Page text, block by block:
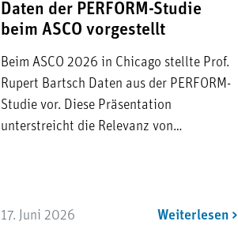
Daten der PERFORM-Studie
beim ASCO vorgestellt
Beim ASCO 2026 in Chicago stellte Prof.
Rupert Bartsch Daten aus der PERFORM-
Studie vor. Diese Präsentation
unterstreicht die Relevanz von…
17. Juni 2026 Weiterlesen >